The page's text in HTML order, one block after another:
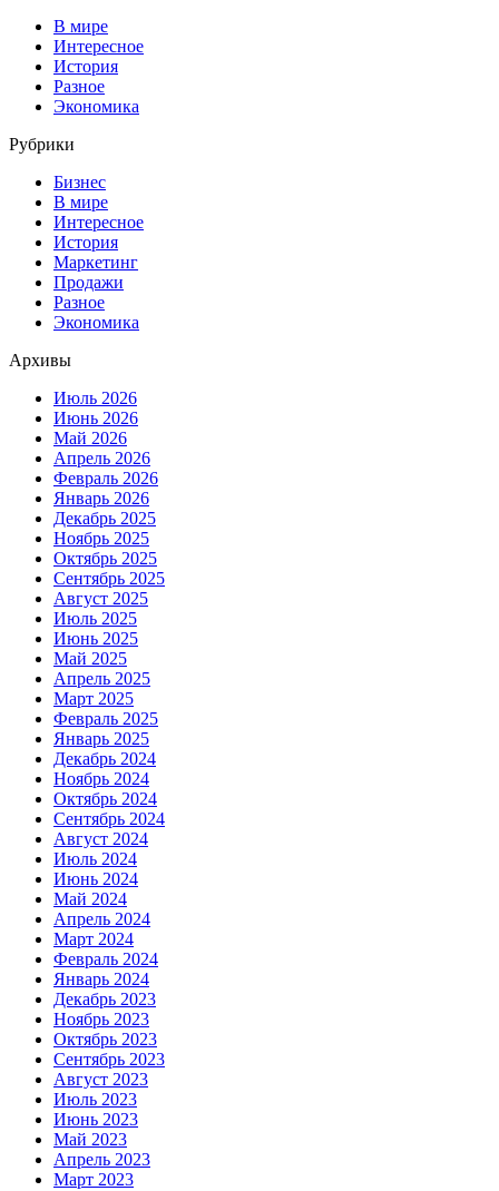
В мире
Интересное
История
Разное
Экономика
Рубрики
Бизнес
В мире
Интересное
История
Маркетинг
Продажи
Разное
Экономика
Архивы
Июль 2026
Июнь 2026
Май 2026
Апрель 2026
Февраль 2026
Январь 2026
Декабрь 2025
Ноябрь 2025
Октябрь 2025
Сентябрь 2025
Август 2025
Июль 2025
Июнь 2025
Май 2025
Апрель 2025
Март 2025
Февраль 2025
Январь 2025
Декабрь 2024
Ноябрь 2024
Октябрь 2024
Сентябрь 2024
Август 2024
Июль 2024
Июнь 2024
Май 2024
Апрель 2024
Март 2024
Февраль 2024
Январь 2024
Декабрь 2023
Ноябрь 2023
Октябрь 2023
Сентябрь 2023
Август 2023
Июль 2023
Июнь 2023
Май 2023
Апрель 2023
Март 2023